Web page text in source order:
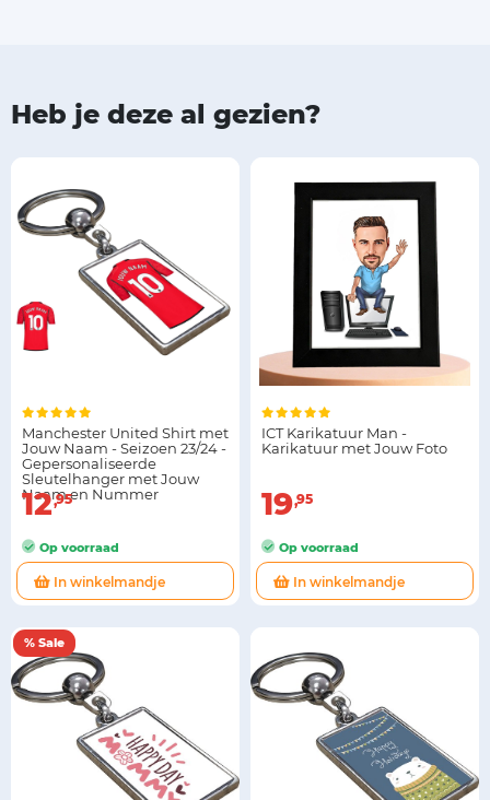
Heb je deze al gezien?
Manchester United Shirt met
Jouw Naam - Seizoen 23/24 -
Gepersonaliseerde
Sleutelhanger met Jouw
Naam en Nummer
12 95
Op voorraad
In winkelmandje
ICT Karikatuur Man -
Karikatuur met Jouw Foto
19 95
Op voorraad
In winkelmandje
% Sale